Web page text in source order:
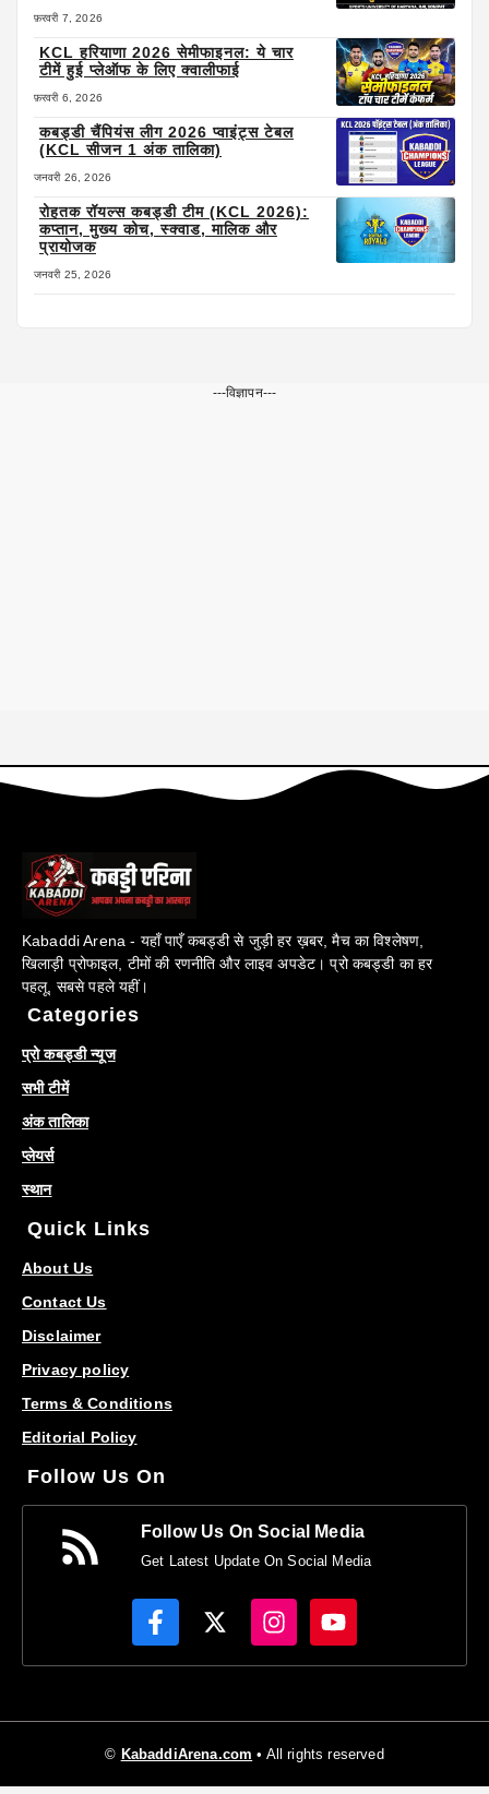
फ़रवरी 7, 2026
KCL हरियाणा 2026 सेमीफाइनल: ये चार
टीमें हुई प्लेऑफ के लिए क्वालीफाई
फ़रवरी 6, 2026
कबड्डी चैंपियंस लीग 2026 प्वाइंट्स टेबल
(KCL सीजन 1 अंक तालिका)
जनवरी 26, 2026
रोहतक रॉयल्स कबड्डी टीम (KCL 2026):
कप्तान, मुख्य कोच, स्क्वाड, मालिक और
प्रायोजक
जनवरी 25, 2026
---विज्ञापन---
Kabaddi Arena - यहाँ पाएँ कबड्डी से जुड़ी हर ख़बर, मैच का विश्लेषण,
खिलाड़ी प्रोफाइल, टीमों की रणनीति और लाइव अपडेट। प्रो कबड्डी का हर
पहलू, सबसे पहले यहीं।
Categories
प्रो कबड्डी न्यूज
सभी टीमें
अंक तालिका
प्लेयर्स
स्थान
Quick Links
About Us
Contact Us
Disclaimer
Privacy policy
Terms & Conditions
Editorial Policy
Follow Us On
Follow Us On Social Media
Get Latest Update On Social Media
© KabaddiArena.com • All rights reserved